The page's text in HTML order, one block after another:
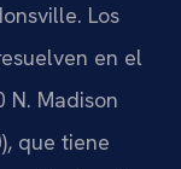
Los
en el
N. Madison
que tiene